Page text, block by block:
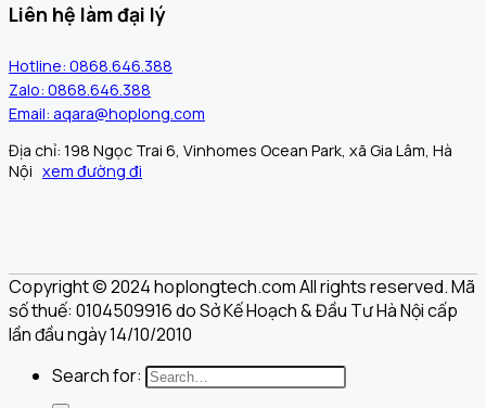
Liên hệ làm đại lý
Hotline: 0868.646.388
Zalo: 0868.646.388
Email: aqara@hoplong.com
Địa chỉ: 198 Ngọc Trai 6, Vinhomes Ocean Park, xã Gia Lâm, Hà
Nội xem đường đi
Copyright © 2024 hoplongtech.com All rights reserved. Mã
số thuế: 0104509916 do Sở Kế Hoạch & Đầu Tư Hà Nội cấp
lần đầu ngày 14/10/2010
Search for: